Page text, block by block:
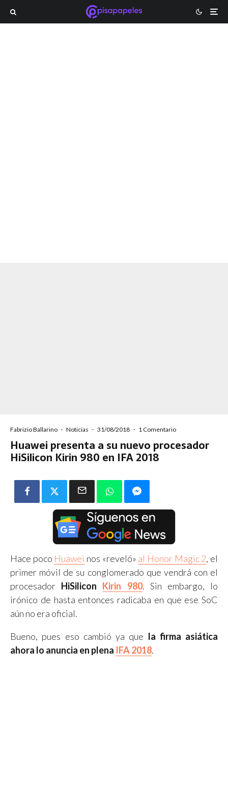
Fabrizio Ballarino · Noticias · 31/08/2018 · 1 Comentario
Huawei presenta a su nuevo procesador
HiSilicon Kirin 980 en IFA 2018
Hace poco Huawei nos «reveló» al Honor Magic 2, el
primer móvil de su conglomerado que vendrá con el
procesador HiSilicon Kirin 980. Sin embargo, lo
irónico de hasta entonces radicaba en que ese SoC
aún no era oficial.
Bueno, pues eso cambió ya que la firma asiática
ahora lo anuncia en plena IFA 2018.